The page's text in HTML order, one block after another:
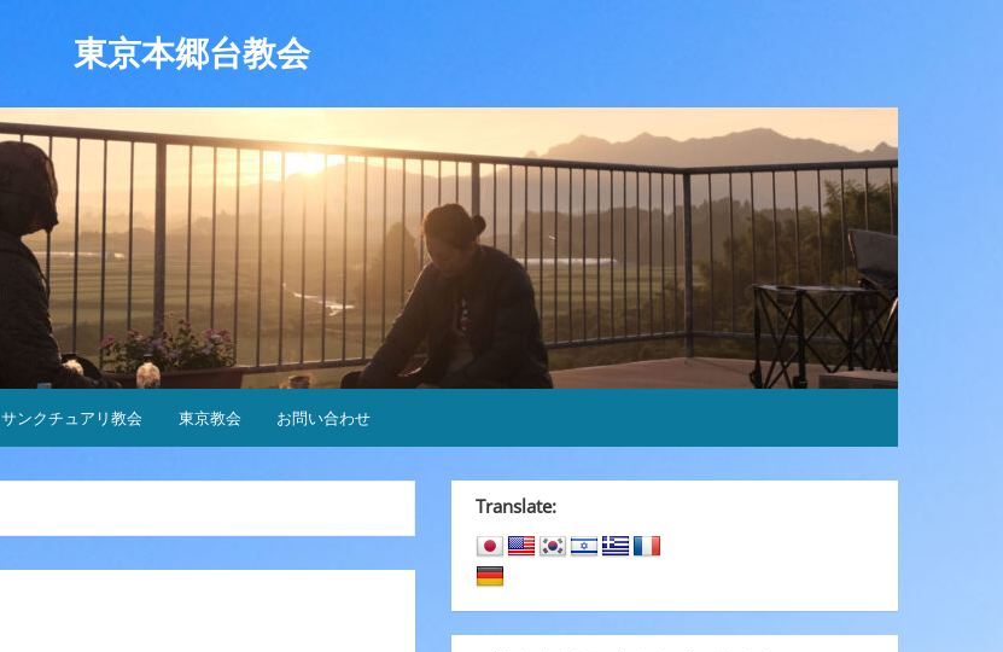
東京本郷台教会
サンクチュアリ教会 東京教会 お問い合わせ
Translate: